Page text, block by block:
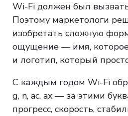
Wi-Fi должен был
Поэтому маркетологи
изобретать сложную
ощущение — имя, которое
и логотип, который
С каждым годом Wi-Fi
g, n, ac, ax — за этими
прогресс, скорость,